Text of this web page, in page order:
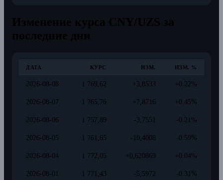
ДАТА КУРС ИЗМ. ИЗМ. %
2026-08-08 1 769,62 +3,8533 +0.22%
2026-08-07 1 765,76 +7,8716 +0.45%
2026-08-06 1 757,89 -3,7551 -0.21%
2026-08-05 1 761,65 -10,4008 -0.59%
2026-08-04 1 772,05 +0,620869 +0.04%
2026-08-01 1 771,43 -5,5972 -0.31%